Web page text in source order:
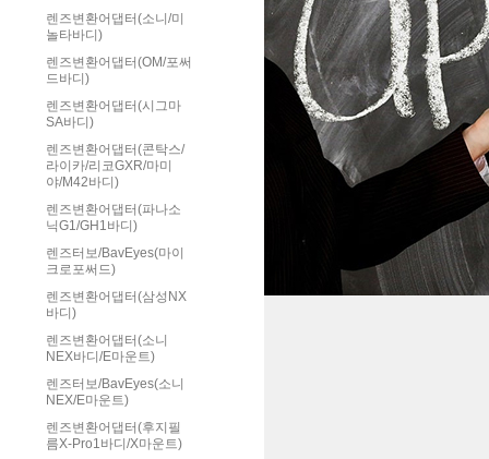
렌즈변환어댑터(소니/미
놀타바디)
렌즈변환어댑터(OM/포써
드바디)
렌즈변환어댑터(시그마
SA바디)
렌즈변환어댑터(콘탁스/
라이카/리코GXR/마미
야/M42바디)
렌즈변환어댑터(파나소
닉G1/GH1바디)
렌즈터보/BavEyes(마이
크로포써드)
렌즈변환어댑터(삼성NX
바디)
렌즈변환어댑터(소니
NEX바디/E마운트)
렌즈터보/BavEyes(소니
NEX/E마운트)
렌즈변환어댑터(후지필
름X-Pro1바디/X마운트)